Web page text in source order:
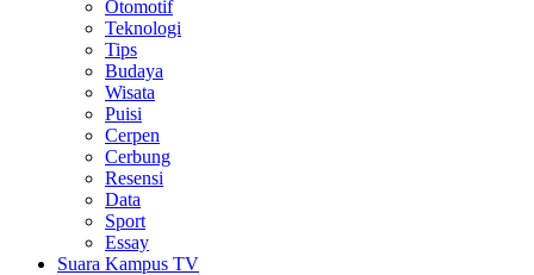
Otomotif
Teknologi
Tips
Budaya
Wisata
Puisi
Cerpen
Cerbung
Resensi
Data
Sport
Essay
Suara Kampus TV